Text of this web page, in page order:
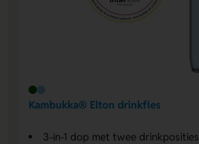
Kambukka® Elton drinkfles
3-in-1 dop met twee drinkposities